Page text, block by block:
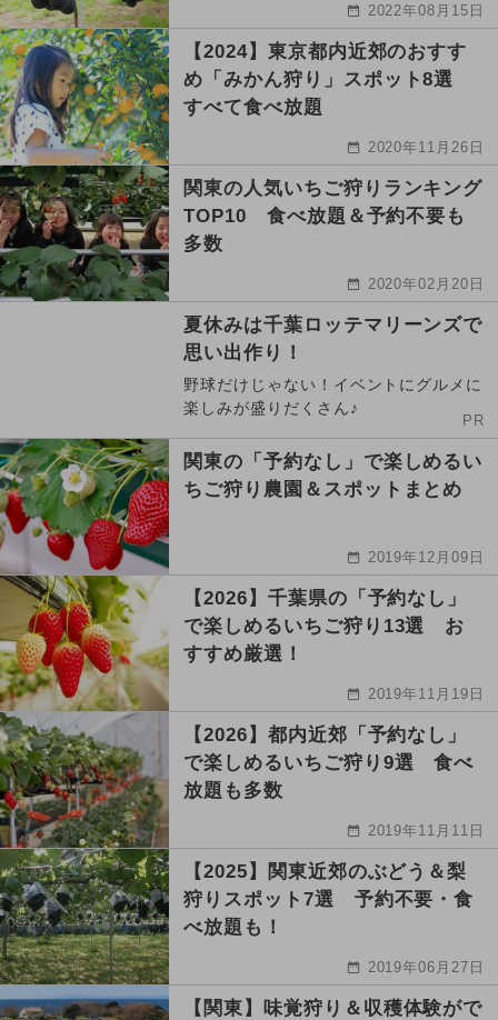
2022年08月15日
【2024】東京都内近郊のおすす
め「みかん狩り」スポット8選
すべて食べ放題
2020年11月26日
関東の人気いちご狩りランキング
TOP10 食べ放題＆予約不要も
多数
2020年02月20日
夏休みは千葉ロッテマリーンズで
思い出作り！
野球だけじゃない！イベントにグルメに
楽しみが盛りだくさん♪
PR
関東の「予約なし」で楽しめるい
ちご狩り農園＆スポットまとめ
2019年12月09日
【2026】千葉県の「予約なし」
で楽しめるいちご狩り13選 お
すすめ厳選！
2019年11月19日
【2026】都内近郊「予約なし」
で楽しめるいちご狩り9選 食べ
放題も多数
2019年11月11日
【2025】関東近郊のぶどう＆梨
狩りスポット7選 予約不要・食
べ放題も！
2019年06月27日
【関東】味覚狩り＆収穫体験がで